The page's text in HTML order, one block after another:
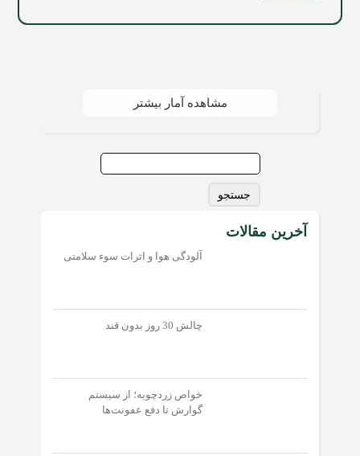
مشاهده آمار بیشتر
جستجو
برای:
آخرین مقالات
آلودگی هوا و اثرات سوء سلامتی
چالش 30 روز بدون قند
خواص زردچوبه؛ از سیستم
گوارش تا دفع عفونت‌‌ها